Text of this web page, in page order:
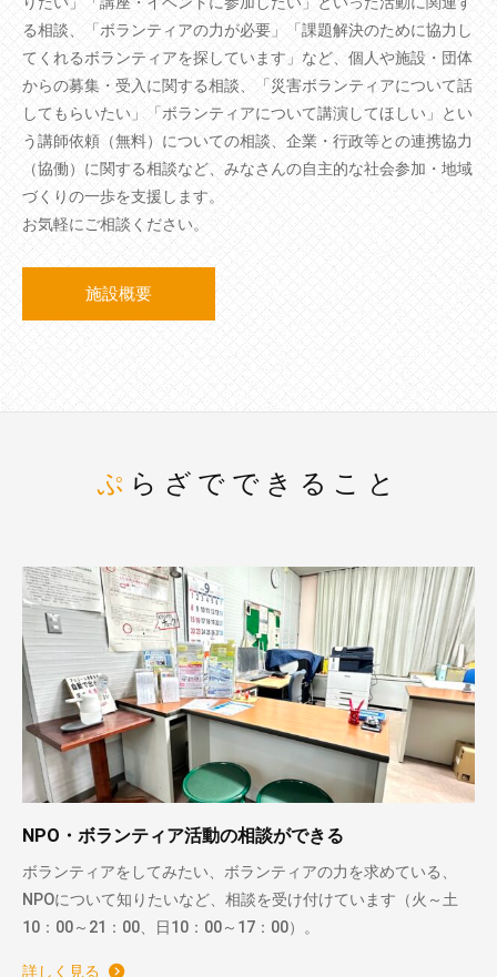
る相談、「ボランティアの力が必要」「課題解決のために協力し
てくれるボランティアを探しています」など、個人や施設・団体
からの募集・受入に関する相談、「災害ボランティアについて話
してもらいたい」「ボランティアについて講演してほしい」とい
う講師依頼（無料）についての相談、企業・行政等との連携協力
（協働）に関する相談など、みなさんの自主的な社会参加・地域
づくりの一歩を支援します。
お気軽にご相談ください。
施設概要
ぷらざでできること
NPO・ボランティア活動の相談ができる
ボランティアをしてみたい、ボランティアの力を求めている、
NPOについて知りたいなど、相談を受け付けています（火～土
10：00～21：00、日10：00～17：00）。
詳しく見る